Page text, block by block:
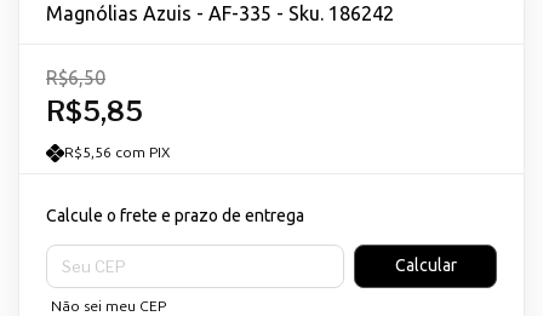
Magnólias Azuis - AF-335 - Sku. 186242
R$5,85
R$6,50
R$5,56 com PIX
Calcule o frete e prazo de entrega
Entregas para o CEP:
Calcular
Não sei meu CEP